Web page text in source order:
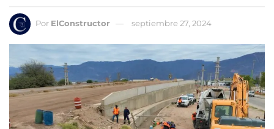
Por ElConstructor septiembre 27, 2024